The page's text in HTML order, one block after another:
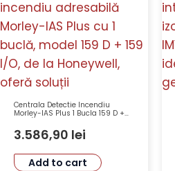
Centrala Detectie Incendiu
Morley-IAS Plus 1 Bucla 159 D +
Ecran Tactil si Certificare EN54
3.586,90 lei
Add to cart